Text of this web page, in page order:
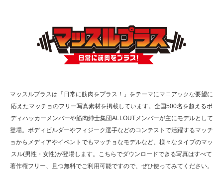
TOKYO FMラジオ番組「ONE MORNING」
で紹介さ…
た（6/8放送）
マッスルプラスは「日常に筋肉をプラス！」をテーマにマニアックな要望に
応えたマッチョのフリー写真素材を掲載しています。全国500名を超えるボ
ディハッカーメンバーや筋肉紳士集団ALLOUTメンバーが主にモデルとして
登場。ボディビルダーやフィジーク選手などのコンテストで活躍するマッチ
ョからメディアやイベントでもマッチョなモデルなど、様々なタイプのマッ
スル(男性・女性)が登場します。こちらでダウンロードできる写真はすべて
著作権フリー、且つ無料でご利用可能ですので、ぜひ使ってみてください。